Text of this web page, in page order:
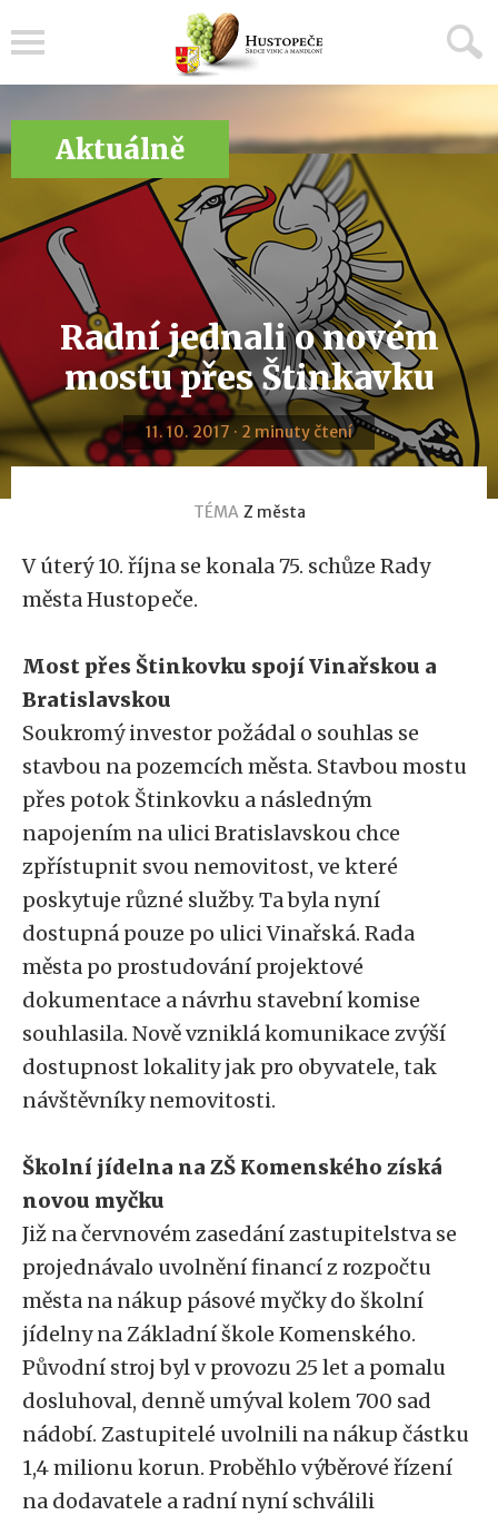
Aktuálně
Radní jednali o novém
mostu přes Štinkavku
11. 10. 2017 · 2 minuty čtení
TÉMA Z města
V úterý 10. října se konala 75. schůze Rady
města Hustopeče.
Most přes Štinkovku spojí Vinařskou a
Bratislavskou
Soukromý investor požádal o souhlas se
stavbou na pozemcích města. Stavbou mostu
přes potok Štinkovku a následným
napojením na ulici Bratislavskou chce
zpřístupnit svou nemovitost, ve které
poskytuje různé služby. Ta byla nyní
dostupná pouze po ulici Vinařská. Rada
města po prostudování projektové
dokumentace a návrhu stavební komise
souhlasila. Nově vzniklá komunikace zvýší
dostupnost lokality jak pro obyvatele, tak
návštěvníky nemovitosti.
Školní jídelna na ZŠ Komenského získá
novou myčku
Již na červnovém zasedání zastupitelstva se
projednávalo uvolnění financí z rozpočtu
města na nákup pásové myčky do školní
jídelny na Základní škole Komenského.
Původní stroj byl v provozu 25 let a pomalu
dosluhoval, denně umýval kolem 700 sad
nádobí. Zastupitelé uvolnili na nákup částku
1,4 milionu korun. Proběhlo výběrové řízení
na dodavatele a radní nyní schválili